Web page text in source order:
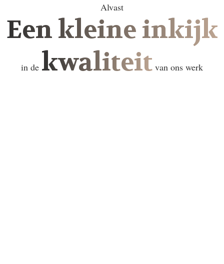
Alvast
Een kleine inkijk
in de kwaliteit van ons werk